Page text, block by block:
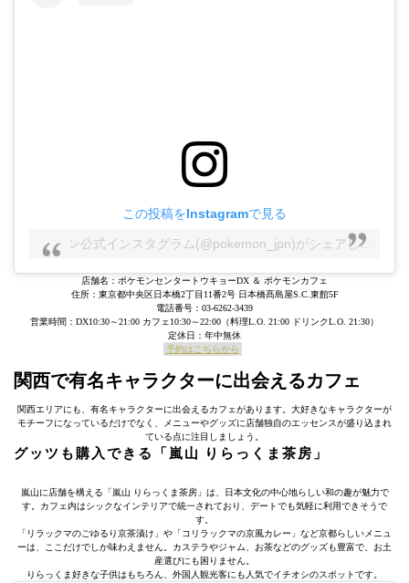
この投稿をInstagramで見る
ポケモン公式インスタグラム(@pokemon_jpn)がシェアした投稿
店舗名：ポケモンセンタートウキョーDX ＆ ポケモンカフェ
住所：東京都中央区日本橋2丁目11番2号 日本橋髙島屋S.C.東館5F
電話番号：03-6262-3439
営業時間：DX10:30～21:00 カフェ10:30～22:00（料理L.O. 21:00 ドリンクL.O. 21:30）
定休日：年中無休
予約はこちらから
関西で有名キャラクターに出会えるカフェ
関西エリアにも、有名キャラクターに出会えるカフェがあります。大好きなキャラクターが
モチーフになっているだけでなく、メニューやグッズに店舗独自のエッセンスが盛り込まれ
ている点に注目しましょう。
グッツも購入できる「嵐山 りらっくま茶房」
嵐山に店舗を構える「嵐山 りらっくま茶房」は、日本文化の中心地らしい和の趣が魅力で
す。カフェ内はシックなインテリアで統一されており、デートでも気軽に利用できそうで
す。
「リラックマのごゆるり京茶漬け」や「コリラックマの京風カレー」など京都らしいメニュ
ーは、ここだけでしか味わえません。カステラやジャム、お茶などのグッズも豊富で、お土
産選びにも困りません。
りらっくま好きな子供はもちろん、外国人観光客にも人気でイチオシのスポットです。